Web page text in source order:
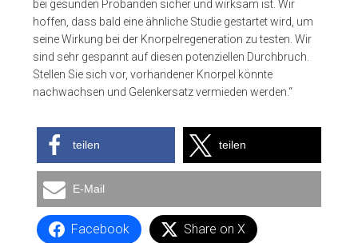
bei gesunden Probanden sicher und wirksam ist. Wir
hoffen, dass bald eine ähnliche Studie gestartet wird, um
seine Wirkung bei der Knorpelregeneration zu testen. Wir
sind sehr gespannt auf diesen potenziellen Durchbruch.
Stellen Sie sich vor, vorhandener Knorpel könnte
nachwachsen und Gelenkersatz vermieden werden.“
teilen teilen
E-Mail
Facebook Share on X